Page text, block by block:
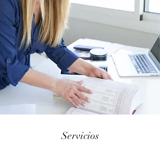
Servicios